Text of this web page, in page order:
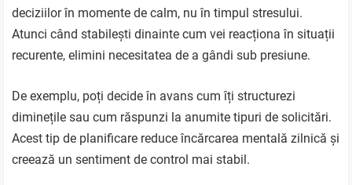
deciziilor în momente de calm, nu în timpul stresului.
Atunci când stabilești dinainte cum vei reacționa în situații
recurente, elimini necesitatea de a gândi sub presiune.
De exemplu, poți decide în avans cum îți structurezi
diminețile sau cum răspunzi la anumite tipuri de solicitări.
Acest tip de planificare reduce încărcarea mentală zilnică și
creează un sentiment de control mai stabil.